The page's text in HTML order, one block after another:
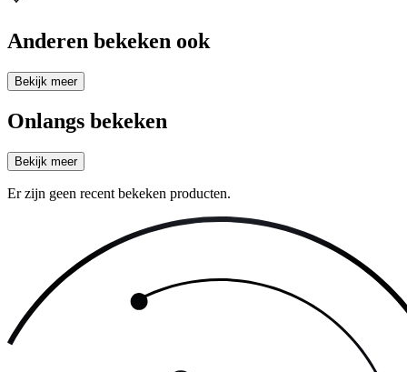
Anderen bekeken ook
Bekijk meer
Onlangs bekeken
Bekijk meer
Er zijn geen recent bekeken producten.